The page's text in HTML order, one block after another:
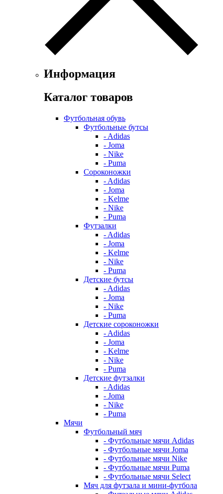
Информация
Каталог товаров
Футбольная обувь
Футбольные бутсы
- Adidas
- Joma
- Nike
- Puma
Сороконожки
- Adidas
- Joma
- Kelme
- Nike
- Puma
Футзалки
- Adidas
- Joma
- Kelme
- Nike
- Puma
Детские бутсы
- Adidas
- Joma
- Nike
- Puma
Детские сороконожки
- Adidas
- Joma
- Kelme
- Nike
- Puma
Детские футзалки
- Adidas
- Joma
- Nike
- Puma
Мячи
Футбольный мяч
- Футбольные мячи Adidas
- Футбольные мячи Joma
- Футбольные мячи Nike
- Футбольные мячи Puma
- Футбольные мячи Select
Мяч для футзала и мини-футбола